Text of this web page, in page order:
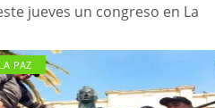
jueves un congreso en La
LA PAZ